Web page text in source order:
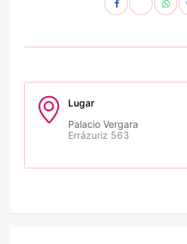
Lugar
Palacio Vergara
Errázuriz 563